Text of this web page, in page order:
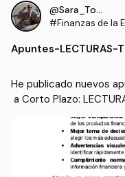
@Sara_Torrado
#Finanzas de la
Apuntes-LECTURAS-
He publicado nuevos
a Corto Plazo: